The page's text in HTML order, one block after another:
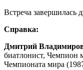
Встреча завершилась
Справка:
Дмитрий
биатлонист, Чемпион
Чемпионата мира